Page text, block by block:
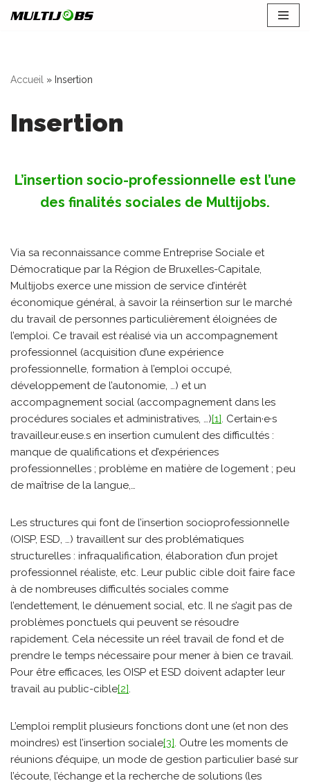
Accueil » Insertion
Insertion
L’insertion socio-professionnelle est l’une
des finalités sociales de Multijobs.
Via sa reconnaissance comme Entreprise Sociale et
Démocratique par la Région de Bruxelles-Capitale,
Multijobs exerce une mission de service d’intérêt
économique général, à savoir la réinsertion sur le marché
du travail de personnes particulièrement éloignées de
l’emploi. Ce travail est réalisé via un accompagnement
professionnel (acquisition d’une expérience
professionnelle, formation à l’emploi occupé,
développement de l’autonomie, …) et un
accompagnement social (accompagnement dans les
procédures sociales et administratives, …)[1]. Certain·e·s
travailleur.euse.s en insertion cumulent des difficultés :
manque de qualifications et d’expériences
professionnelles ; problème en matière de logement ; peu
de maîtrise de la langue,…
Les structures qui font de l’insertion socioprofessionnelle
(OISP, ESD, …) travaillent sur des problématiques
structurelles : infraqualification, élaboration d’un projet
professionnel réaliste, etc. Leur public cible doit faire face
à de nombreuses difficultés sociales comme
l’endettement, le dénuement social, etc. Il ne s’agit pas de
problèmes ponctuels qui peuvent se résoudre
rapidement. Cela nécessite un réel travail de fond et de
prendre le temps nécessaire pour mener à bien ce travail.
Pour être efficaces, les OISP et ESD doivent adapter leur
travail au public-cible[2].
L’emploi remplit plusieurs fonctions dont une (et non des
moindres) est l’insertion sociale[3]. Outre les moments de
réunions d’équipe, un mode de gestion particulier basé sur
l’écoute, l’échange et la recherche de solutions (les